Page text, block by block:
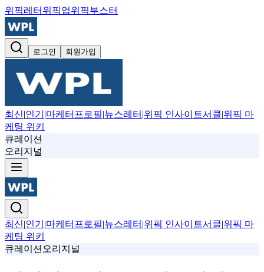
위픽레터 위픽업위픽부스터
로그인 회원가입
최신|인기 |마케터프로필|뉴스레터 |위픽 인사이트서클|위픽 마
케팅 위키
큐레이션
오리지널
최신|인기 |마케터프로필|뉴스레터 |위픽 인사이트서클|위픽 마
케팅 위키
큐레이션 오리지널